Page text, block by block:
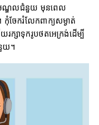
មណ្ឌលជំនួយ មុនពេល
កុំចែករំលែកពាក្យសម្ងាត់
ក្សាទុករូបថតអេក្រង់ដើម្បី
យ។